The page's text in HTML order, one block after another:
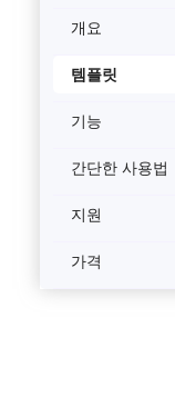
개요
템플릿
기능
간단한 사용법
지원
가격